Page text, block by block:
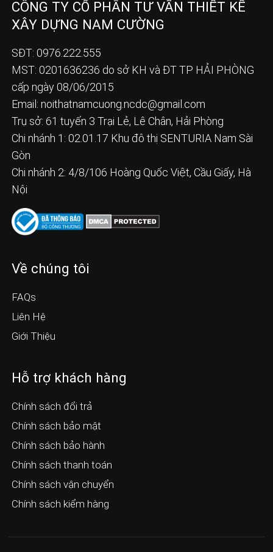
CÔNG TY CỔ PHẦN TƯ VẤN THIẾT KẾ
XÂY DỰNG NAM CƯỜNG
SĐT: 0976.222.555
MST: 0201636236 do sở KH và ĐT TP HẢI PHÒNG
cấp ngày 08/06/2015
Email: noithatnamcuong.ncdc@gmail.com
Trụ sở: 61 tuyến 3 Trại Lẻ, Lê Chân, Hải Phòng
Chi nhánh 1: 02.01.17 Khu đô thị SENTURIA Nam Sài
Gòn
Chi nhánh 2: 4/8/106 Hoàng Quốc Việt, Cầu Giấy, Hà
Nội
Về chúng tôi
FAQs
Liên Hệ
Giới Thiệu
Hỗ trợ khách hàng
Chính sách đổi trả
Chính sách bảo mật
Chính sách bảo hành
Chính sách thanh toán
Chính sách vận chuyển
Chính sách kiểm hàng